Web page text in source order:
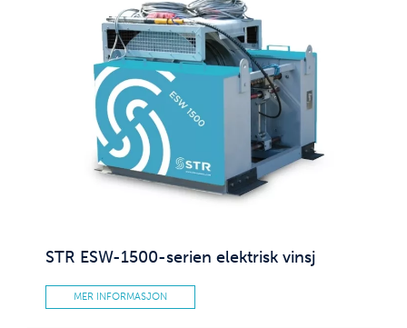
STR ESW-1500-serien elektrisk vinsj
MER INFORMASJON